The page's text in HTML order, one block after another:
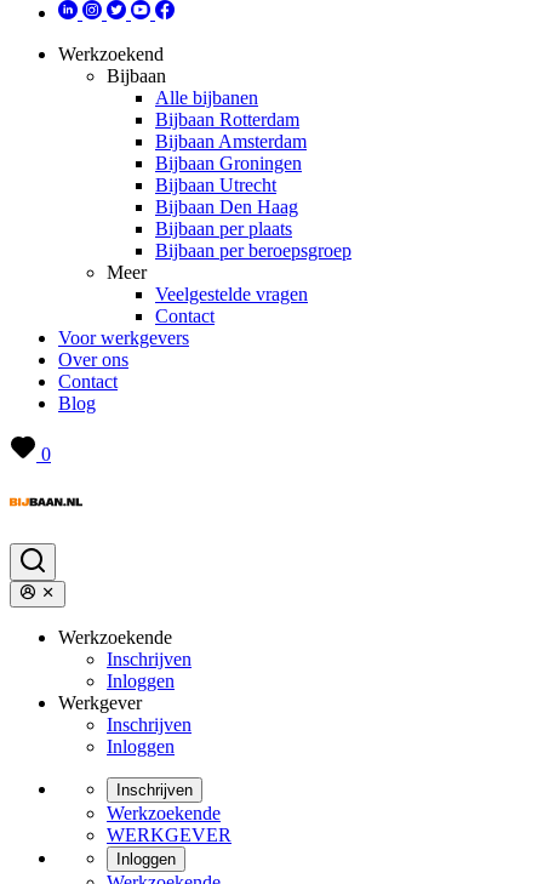
Werkzoekend
Bijbaan
Alle bijbanen
Bijbaan Rotterdam
Bijbaan Amsterdam
Bijbaan Groningen
Bijbaan Utrecht
Bijbaan Den Haag
Bijbaan per plaats
Bijbaan per beroepsgroep
Meer
Veelgestelde vragen
Contact
Voor werkgevers
Over ons
Contact
Blog
0
Werkzoekende
Inschrijven
Inloggen
Werkgever
Inschrijven
Inloggen
Inschrijven
Werkzoekende
WERKGEVER
Inloggen